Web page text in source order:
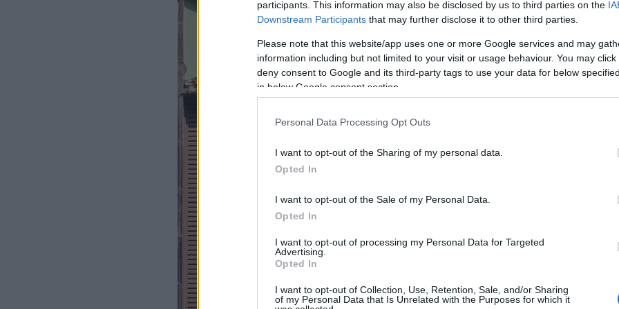
participants. This information may also be disclosed by us to third parties on the
Downstream Participants that may further disclose it to other third parties.
Please note that this website/app uses one or more Google services and may
information including but not limited to your visit or usage behaviour. You may
deny consent to Google and its third-party tags to use your data for below
in below Google consent section.
Personal Data Processing Opt Outs
I want to opt-out of the Sharing of my personal data.
Opted In
I want to opt-out of the Sale of my Personal Data.
Opted In
I want to opt-out of processing my Personal Data for Targeted
Advertising.
Opted In
I want to opt-out of Collection, Use, Retention, Sale, and/or Sharing
of my Personal Data that Is Unrelated with the Purposes for which it